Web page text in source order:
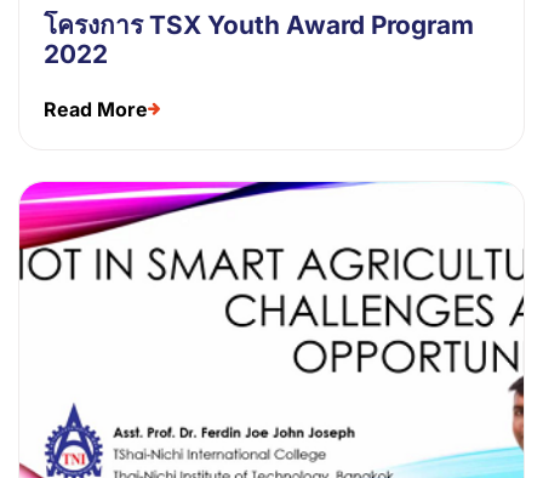
โครงการ TSX Youth Award Program
2022
Read More